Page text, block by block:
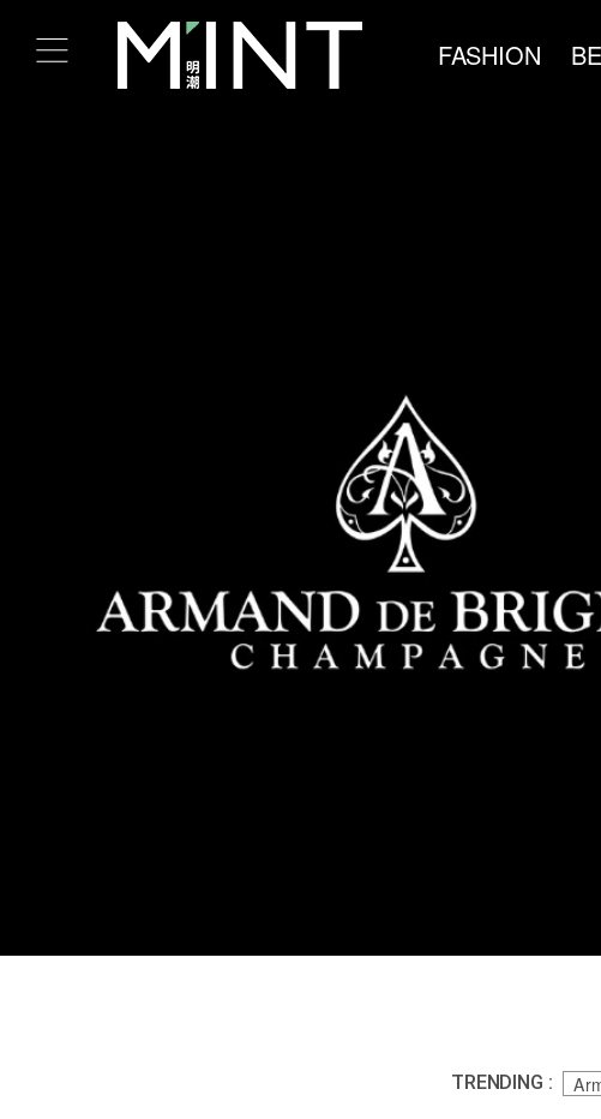
FASHION
TRENDING :